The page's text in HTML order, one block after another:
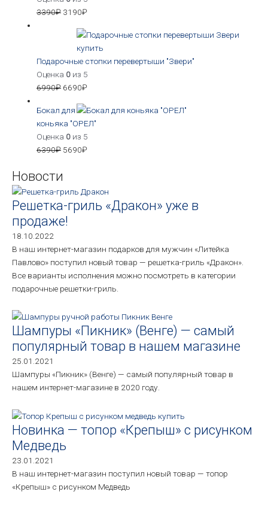
3390₽ 3190₽
Подарочные стопки перевертыши "Звери"
Оценка 0 из 5
6990₽ 6690₽
Бокал для
коньяка "ОРЕЛ"
Оценка 0 из 5
6390₽ 5690₽
Новости
Решетка-гриль «Дракон» уже в
продаже!
18.10.2022
В наш интернет-магазин подарков для мужчин «Литейка
Павлово» поступил новый товар — решетка-гриль «Дракон».
Все варианты исполнения можно посмотреть в категории
подарочные решетки-гриль.
Шампуры «Пикник» (Венге) — самый
популярный товар в нашем магазине
25.01.2021
Шампуры «Пикник» (Венге) — самый популярный товар в
нашем интернет-магазине в 2020 году.
Новинка — топор «Крепыш» с рисунком
Медведь
23.01.2021
В наш интернет-магазин поступил новый товар — топор
«Крепыш» с рисунком Медведь